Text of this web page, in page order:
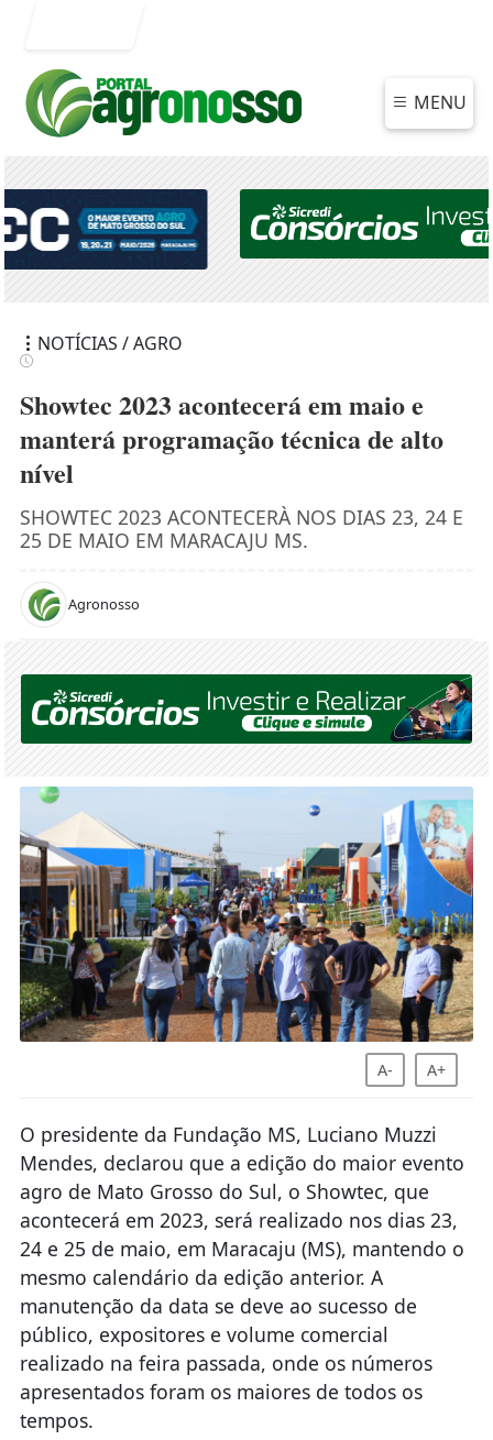
MENU
NOTÍCIAS / AGRO
Showtec 2023 acontecerá em maio e
manterá programação técnica de alto
nível
SHOWTEC 2023 ACONTECERÀ NOS DIAS 23, 24 E
25 DE MAIO EM MARACAJU MS.
A- A+
O presidente da Fundação MS, Luciano Muzzi
Mendes, declarou que a edição do maior evento
agro de Mato Grosso do Sul, o Showtec, que
acontecerá em 2023, será realizado nos dias 23,
24 e 25 de maio, em Maracaju (MS), mantendo o
mesmo calendário da edição anterior. A
manutenção da data se deve ao sucesso de
público, expositores e volume comercial
realizado na feira passada, onde os números
apresentados foram os maiores de todos os
tempos.